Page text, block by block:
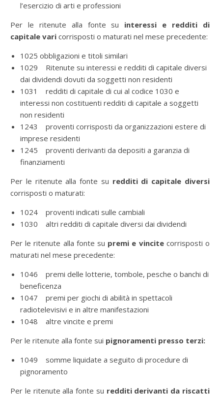
l’esercizio di arti e professioni
Per le ritenute alla fonte su interessi e redditi di
capitale vari corrisposti o maturati nel mese precedente:
1025 obbligazioni e titoli similari
1029 Ritenute su interessi e redditi di capitale diversi
dai dividendi dovuti da soggetti non residenti
1031 redditi di capitale di cui al codice 1030 e
interessi non costituenti redditi di capitale a soggetti
non residenti
1243 proventi corrisposti da organizzazioni estere di
imprese residenti
1245 proventi derivanti da depositi a garanzia di
finanziamenti
Per le ritenute alla fonte su redditi di capitale diversi
corrisposti o maturati:
1024 proventi indicati sulle cambiali
1030 altri redditi di capitale diversi dai dividendi
Per le ritenute alla fonte su premi e vincitecorrisposti o
maturati nel mese precedente:
1046 premi delle lotterie, tombole, pesche o banchi di
beneficenza
1047 premi per giochi di abilità in spettacoli
radiotelevisivi e in altre manifestazioni
1048 altre vincite e premi
Per le ritenute alla fonte sui pignoramenti presso terzi:
1049 somme liquidate a seguito di procedure di
pignoramento
Per le ritenute alla fonte su redditi derivanti da riscatti